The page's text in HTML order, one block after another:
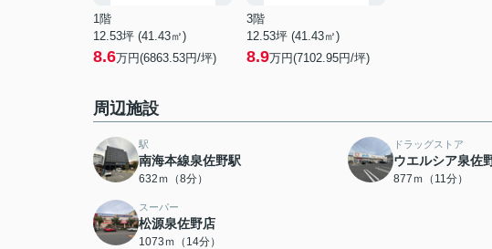
1階
12.53坪 (41.43㎡)
8.6万円(6863.53円/坪)
3階
12.53坪 (41.43㎡)
8.9万円(7102.95円/坪)
周辺施設
駅
南海本線泉佐野駅
632ｍ（8分）
ドラッグストア
ウエルシア泉佐
877ｍ（11分）
スーパー
松源泉佐野店
1073ｍ（14分）